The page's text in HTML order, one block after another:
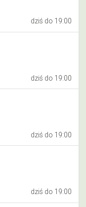
dziś do 19:00
dziś do 19:00
dziś do 19:00
dziś do 19:00